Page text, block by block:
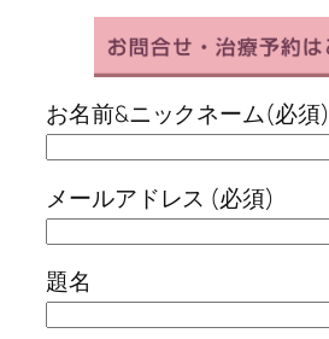
お名前&ニックネーム(必須)
メールアドレス (必須)
題名